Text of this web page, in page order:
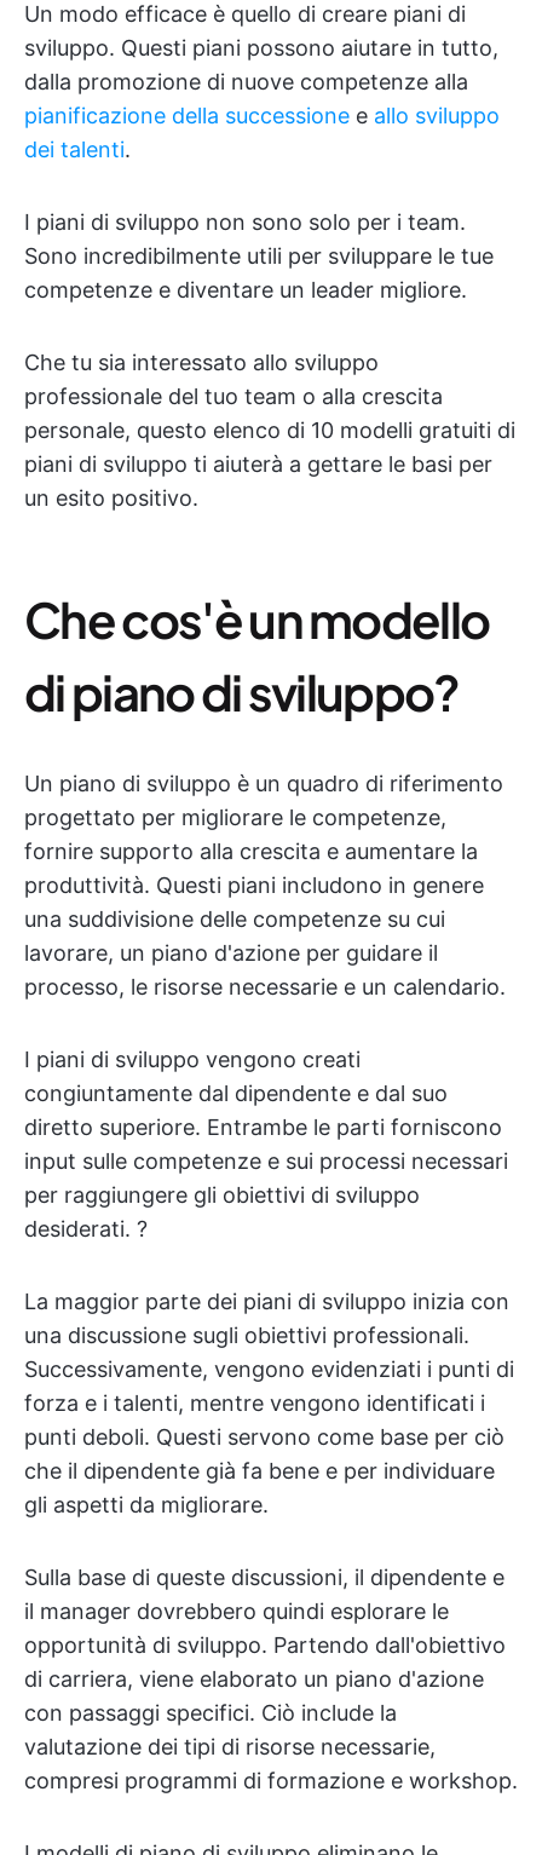
Un modo efficace è quello di creare piani di
sviluppo. Questi piani possono aiutare in tutto,
dalla promozione di nuove competenze alla
pianificazione della successione e allo sviluppo
dei talenti.
I piani di sviluppo non sono solo per i team.
Sono incredibilmente utili per sviluppare le tue
competenze e diventare un leader migliore.
Che tu sia interessato allo sviluppo
professionale del tuo team o alla crescita
personale, questo elenco di 10 modelli gratuiti di
piani di sviluppo ti aiuterà a gettare le basi per
un esito positivo.
Che cos'è un modello
di piano di sviluppo?
Un piano di sviluppo è un quadro di riferimento
progettato per migliorare le competenze,
fornire supporto alla crescita e aumentare la
produttività. Questi piani includono in genere
una suddivisione delle competenze su cui
lavorare, un piano d'azione per guidare il
processo, le risorse necessarie e un calendario.
I piani di sviluppo vengono creati
congiuntamente dal dipendente e dal suo
diretto superiore. Entrambe le parti forniscono
input sulle competenze e sui processi necessari
per raggiungere gli obiettivi di sviluppo
desiderati. ?
La maggior parte dei piani di sviluppo inizia con
una discussione sugli obiettivi professionali.
Successivamente, vengono evidenziati i punti di
forza e i talenti, mentre vengono identificati i
punti deboli. Questi servono come base per ciò
che il dipendente già fa bene e per individuare
gli aspetti da migliorare.
Sulla base di queste discussioni, il dipendente e
il manager dovrebbero quindi esplorare le
opportunità di sviluppo. Partendo dall'obiettivo
di carriera, viene elaborato un piano d'azione
con passaggi specifici. Ciò include la
valutazione dei tipi di risorse necessarie,
compresi programmi di formazione e workshop.